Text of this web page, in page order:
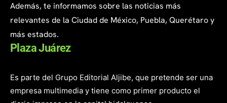
Además, te informamos sobre las noticias más
relevantes de la Ciudad de México, Puebla, Querétaro y
más estados.
Plaza Juárez
Es parte del Grupo Editorial Aljibe, que pretende ser una
empresa multimedia y tiene como primer producto el